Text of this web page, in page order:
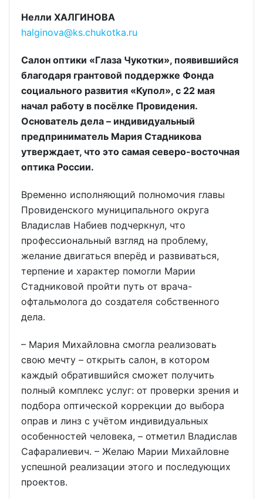
Нелли ХАЛГИНОВА
halginova@ks.chukotka.ru
Салон оптики «Глаза Чукотки», появившийся
благодаря грантовой поддержке Фонда
социального развития «Купол», с 22 мая
начал работу в посёлке Провидения.
Основатель дела – индивидуальный
предприниматель Мария Стадникова
утверждает, что это самая северо-восточная
оптика России.
Временно исполняющий полномочия главы
Провиденского муниципального округа
Владислав Набиев подчеркнул, что
профессиональный взгляд на проблему,
желание двигаться вперёд и развиваться,
терпение и характер помогли Марии
Стадниковой пройти путь от врача-
офтальмолога до создателя собственного
дела.
– Мария Михайловна смогла реализовать
свою мечту – открыть салон, в котором
каждый обратившийся сможет получить
полный комплекс услуг: от проверки зрения и
подбора оптической коррекции до выбора
оправ и линз с учётом индивидуальных
особенностей человека, – отметил Владислав
Сафаралиевич. – Желаю Марии Михайловне
успешной реализации этого и последующих
проектов.